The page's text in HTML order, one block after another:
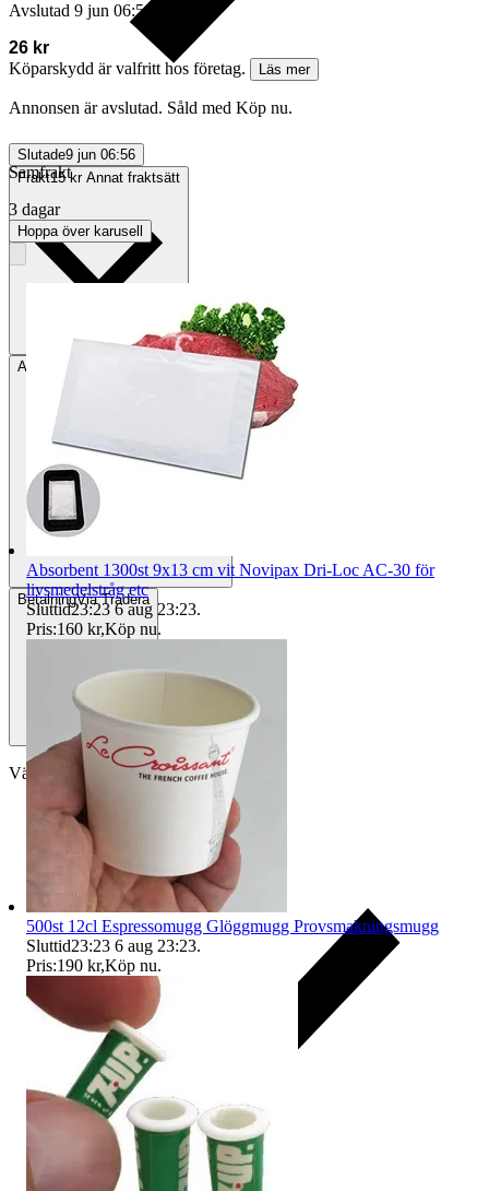
Avslutad 9 jun 06:56
26 kr
Köparskydd är valfritt hos företag.
Läs mer
Annonsen är avslutad. Såld med Köp nu.
Slutade9 jun 06:56
Frakt15 kr Annat fraktsätt
Avhämtning
BetalningVia Tradera
Välj till köparskydd
Samfrakt
3 dagar
Hoppa över karusell
Absorbent 1300st 9x13 cm vit Novipax Dri-Loc AC-30 för
livsmedelstråg etc
Sluttid23:23 6 aug 23:23.
Pris:160 kr,Köp nu.
500st 12cl Espressomugg Glöggmugg Provsmakningsmugg
Sluttid23:23 6 aug 23:23.
Pris:190 kr,Köp nu.